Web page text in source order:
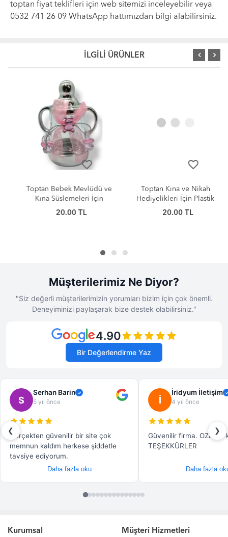
toptan fiyat teklifleri için web sitemizi inceleyebilir veya
0532 741 26 09 WhatsApp hattımızdan bilgi alabilirsiniz.
İLGİLİ ÜRÜNLER
favorite_border
Toptan Bebek Mevlüdü ve
Kına Süslemeleri İçin
Plastik Biberon 9cm
20.00 TL
favorite_border
Toptan Kına ve Nikah
Hediyelikleri İçin Plastik
Kutu 5cm
20.00 TL
Kurumsal Müşteri Hizmetleri